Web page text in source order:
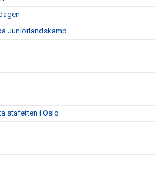
Juniorlandskamp
stafetten i Oslo